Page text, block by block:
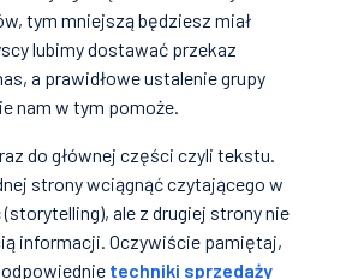
tym mniejszą będziesz miał
lubimy dostawać przekaz
a prawidłowe ustalenie grupy
nam w tym pomoże.
do głównej części czyli tekstu.
strony wciągnąć czytającego w
ale z drugiej strony nie
informacji. Oczywiście pamiętaj,
techniki sprzedaży